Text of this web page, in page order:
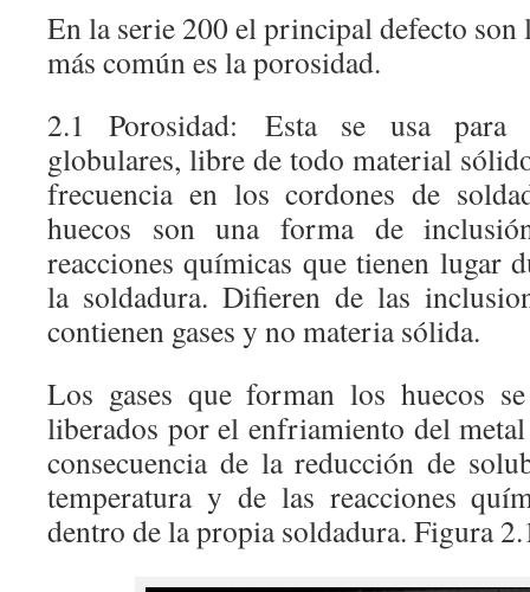
En la serie 200 el principal defecto son
más común es la porosidad.
2.1 Porosidad: Esta se usa para
globulares, libre de todo material
frecuencia en los cordones de
huecos son una forma de
reacciones químicas que tienen lugar
la soldadura. Difieren de las
contienen gases y no materia sólida.
Los gases que forman los huecos
liberados por el enfriamiento del
consecuencia de la reducción de
temperatura y de las reacciones
dentro de la propia soldadura. Figura